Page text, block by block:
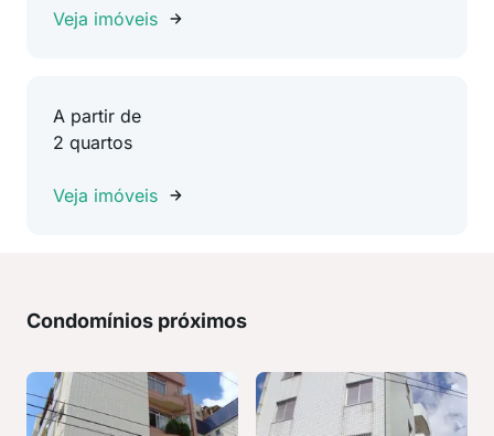
Veja imóveis
A partir de
2 quartos
Veja imóveis
Condomínios próximos